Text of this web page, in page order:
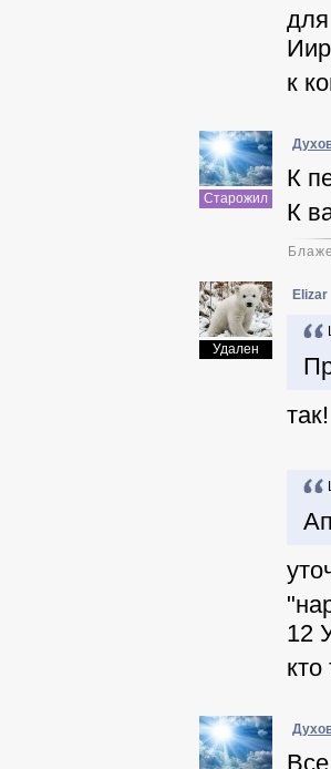
к
Старожил
К
К
Удален
Elizar
так!
12